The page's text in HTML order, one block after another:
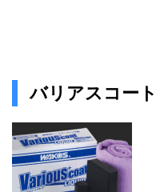
バリアスコート